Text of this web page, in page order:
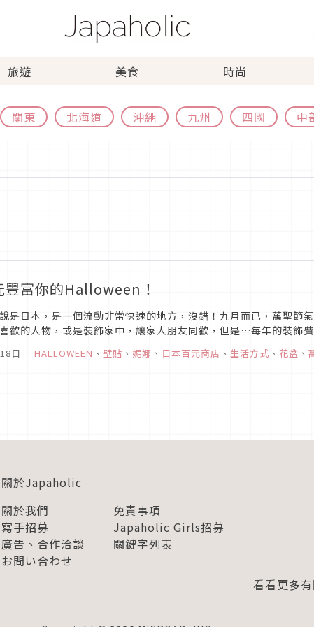
旅遊 美食 時尚
關東 北海道 沖繩 九州 四國 中
豐富你的Halloween！
是日本，是一個流動非常快速的地方，沒錯！九月而已，萬聖節
歡的人物，或是裝飾家中，讓家人朋友同歡，但是…每年的裝飾
的好朋友！百元商店！（台灣就是39元商店囉）日本人都怎麼裝飾
日 ｜ HALLOWEEN 、 壁貼 、 妮娜 、 日本百元商店 、 生活方式 、 花盆 、
關於Japaholic
關於我們
免責事項
寫手招募
Japaholic Girls招募
廣告、合作洽談
關鍵字列表
お問い合わせ
看看更多